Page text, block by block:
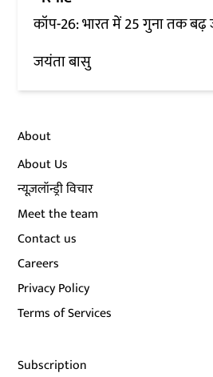
कॉप-26: भारत में 25 गुना तक
जयंता बासु
About
About Us
न्यूज़लॉन्ड्री विचार
Meet the team
Contact us
Careers
Privacy Policy
Terms of Services
Subscription